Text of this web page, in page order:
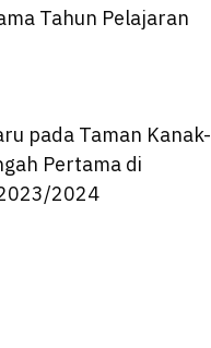
Tahun Pelajaran
pada Taman Kanak-
Pertama di
2024